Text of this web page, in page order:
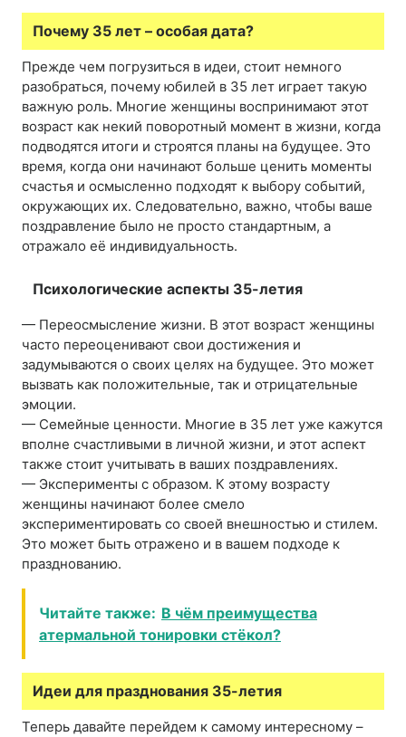
Почему 35 лет – особая дата?
Прежде чем погрузиться в идеи, стоит немного
разобраться, почему юбилей в 35 лет играет такую
важную роль. Многие женщины воспринимают этот
возраст как некий поворотный момент в жизни, когда
подводятся итоги и строятся планы на будущее. Это
время, когда они начинают больше ценить моменты
счастья и осмысленно подходят к выбору событий,
окружающих их. Следовательно, важно, чтобы ваше
поздравление было не просто стандартным, а
отражало её индивидуальность.
Психологические аспекты 35-летия
— Переосмысление жизни. В этот возраст женщины
часто переоценивают свои достижения и
задумываются о своих целях на будущее. Это может
вызвать как положительные, так и отрицательные
эмоции.
— Семейные ценности. Многие в 35 лет уже кажутся
вполне счастливыми в личной жизни, и этот аспект
также стоит учитывать в ваших поздравлениях.
— Эксперименты с образом. К этому возрасту
женщины начинают более смело
экспериментировать со своей внешностью и стилем.
Это может быть отражено и в вашем подходе к
празднованию.
Читайте также: В чём преимущества
атермальной тонировки стёкол?
Идеи для празднования 35-летия
Теперь давайте перейдем к самому интересному –